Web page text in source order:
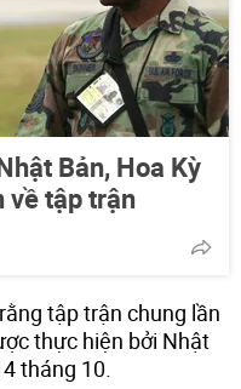
Bản, Hoa Kỳ
về tập trận
tập trận chung lần
thực hiện bởi Nhật
tháng 10.